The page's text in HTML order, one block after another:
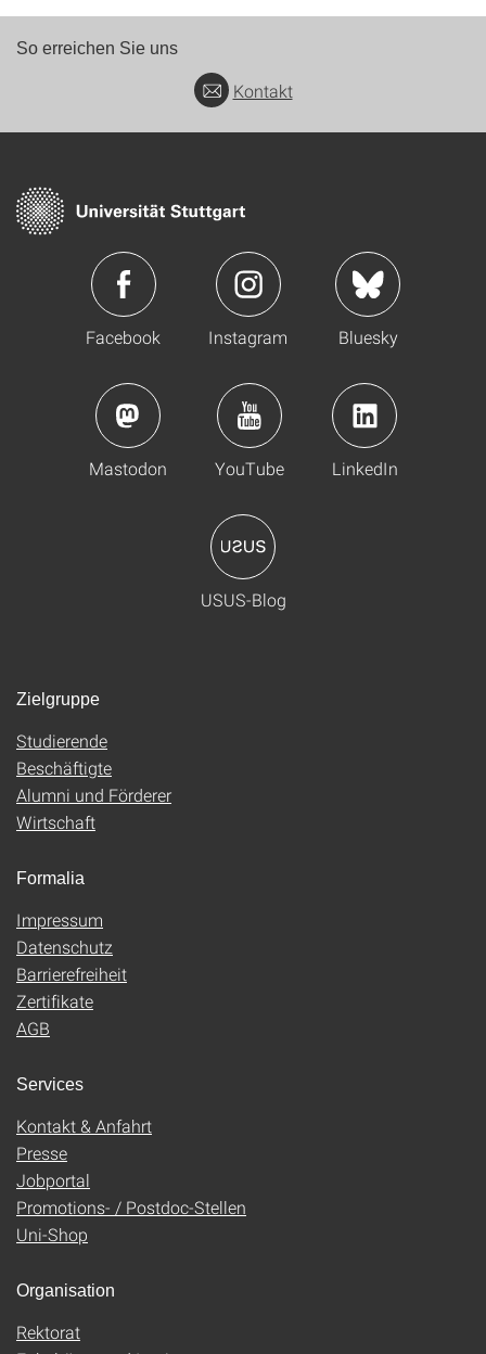
So erreichen Sie uns
Kontakt
Facebook Instagram Bluesky
Mastodon YouTube LinkedIn
USUS-Blog
Zielgruppe
Studierende
Beschäftigte
Alumni und Förderer
Wirtschaft
Formalia
Impressum
Datenschutz
Barrierefreiheit
Zertifikate
AGB
Services
Kontakt & Anfahrt
Presse
Jobportal
Promotions- / Postdoc-Stellen
Uni-Shop
Organisation
Rektorat